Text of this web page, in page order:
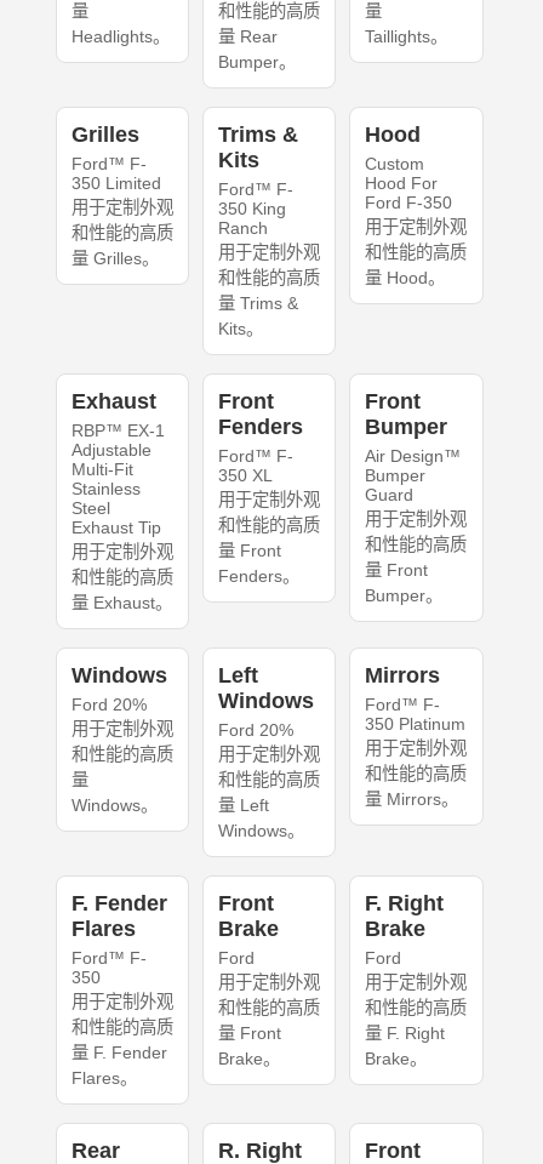
量
Headlights。
和性能的高质
量 Rear
Bumper。
量
Taillights。
Grilles
Ford™ F-
350 Limited
用于定制外观
和性能的高质
量 Grilles。
Trims &
Kits
Ford™ F-
350 King
Ranch
用于定制外观
和性能的高质
量 Trims &
Kits。
Hood
Custom
Hood For
Ford F-350
用于定制外观
和性能的高质
量 Hood。
Exhaust
RBP™ EX-1
Adjustable
Multi-Fit
Stainless
Steel
Exhaust Tip
用于定制外观
和性能的高质
量 Exhaust。
Front
Fenders
Ford™ F-
350 XL
用于定制外观
和性能的高质
量 Front
Fenders。
Front
Bumper
Air Design™
Bumper
Guard
用于定制外观
和性能的高质
量 Front
Bumper。
Windows
Ford 20%
用于定制外观
和性能的高质
量
Windows。
Left
Windows
Ford 20%
用于定制外观
和性能的高质
量 Left
Windows。
Mirrors
Ford™ F-
350 Platinum
用于定制外观
和性能的高质
量 Mirrors。
F. Fender
Flares
Ford™ F-
350
用于定制外观
和性能的高质
量 F. Fender
Flares。
Front
Brake
Ford
用于定制外观
和性能的高质
量 Front
Brake。
F. Right
Brake
Ford
用于定制外观
和性能的高质
量 F. Right
Brake。
Rear R. Right Front